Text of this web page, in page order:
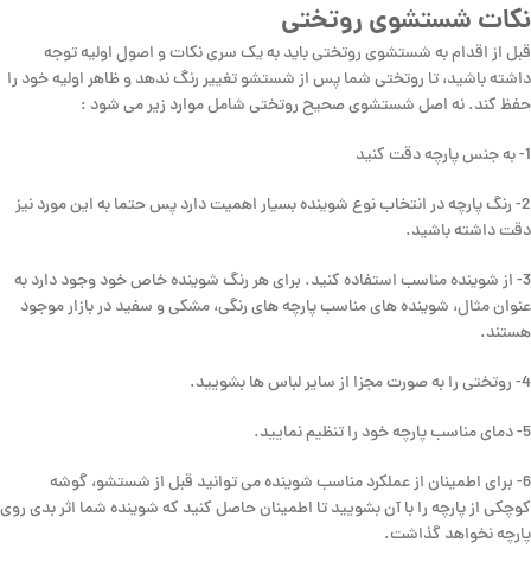
نکات شستشوی روتختی
قبل از اقدام به شستشوی روتختی باید به یک سری نکات و اصول اولیه توجه
داشته باشید، تا روتختی شما پس از شستشو تغییر رنگ ندهد و ظاهر اولیه خود را
حفظ کند. نه اصل شستشوی صحیح روتختی شامل موارد زیر می شود :
1- به جنس پارچه دقت کنید
2- رنگ پارچه در انتخاب نوع شوینده بسیار اهمیت دارد پس حتما به این مورد نیز
دقت داشته باشید.
3- از شوینده مناسب استفاده کنید. برای هر رنگ شوینده خاص خود وجود دارد به
عنوان مثال، شوینده های مناسب پارچه های رنگی، مشکی و سفید در بازار موجود
هستند.
4- روتختی را به صورت مجزا از سایر لباس ها بشویید.
5- دمای مناسب پارچه خود را تنظیم نمایید.
6- برای اطمینان از عملکرد مناسب شوینده می توانید قبل از شستشو، گوشه
کوچکی از پارچه را با آن بشویید تا اطمینان حاصل کنید که شوینده شما اثر بدی روی
پارچه نخواهد گذاشت.